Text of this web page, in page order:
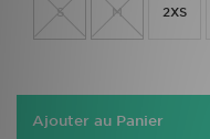
S M 2XS
Ajouter au Panier